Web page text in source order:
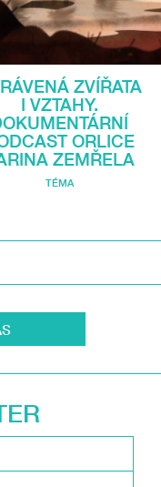
ZVÍŘATA
I VZTAHY.
ORLICE
ZEMŘELA
TÉMA